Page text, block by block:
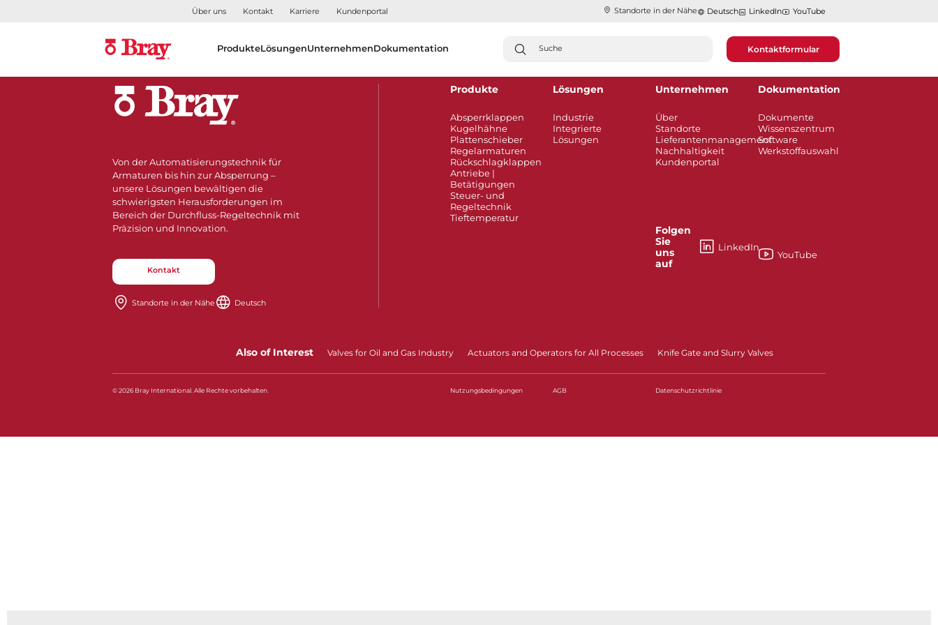
Über uns Kontakt Karriere Kundenportal Standorte in der Nähe​​​​​​​ Deutsch LinkedIn YouTube
ProdukteLösungenUnternehmenDokumentation Kontaktformular
Von der Automatisierungstechnik für
Armaturen bis hin zur Absperrung –
unsere Lösungen bewältigen die
schwierigsten Herausforderungen im
Bereich der Durchfluss-Regeltechnik mit
Präzision und Innovation.
Kontakt
Standorte in der Nähe​​​​​​​ Deutsch
Produkte
Absperrklappen
Kugelhähne
Plattenschieber
Regelarmaturen
Rückschlagklappen
Antriebe |
Betätigungen
Steuer- und
Regeltechnik
Tieftemperatur​​​​​​​
Lösungen
Industrie
Integrierte
Lösungen
Unternehmen
Über
Standorte
Lieferantenmanagement
Nachhaltigkeit
Kundenportal
Folgen
Sie
uns
auf
LinkedIn
Dokumentation
Dokumente
Wissenszentrum
Software
Werkstoffauswahl
YouTube
Also of Interest Valves for Oil and Gas Industry Actuators and Operators for All Processes Knife Gate and Slurry Valves
© 2026 Bray International. Alle Rechte vorbehalten. Nutzungsbedingungen AGB Datenschutzrichtlinie